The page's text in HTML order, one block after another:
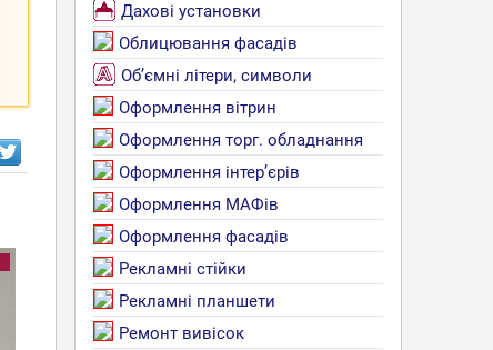
Дахові установки
Облицювання фасадів
Об’ємні літери, символи
Оформлення вітрин
Оформлення торг. обладнання
Оформлення інтер’єрів
Оформлення МАФів
Оформлення фасадів
Рекламні стійки
Рекламні планшети
Ремонт вивісок